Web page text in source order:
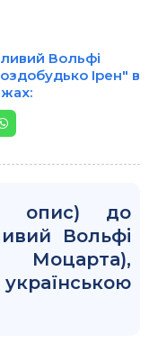
Вольфі
Ірен" в
опис) до
Вольфі
Моцарта),